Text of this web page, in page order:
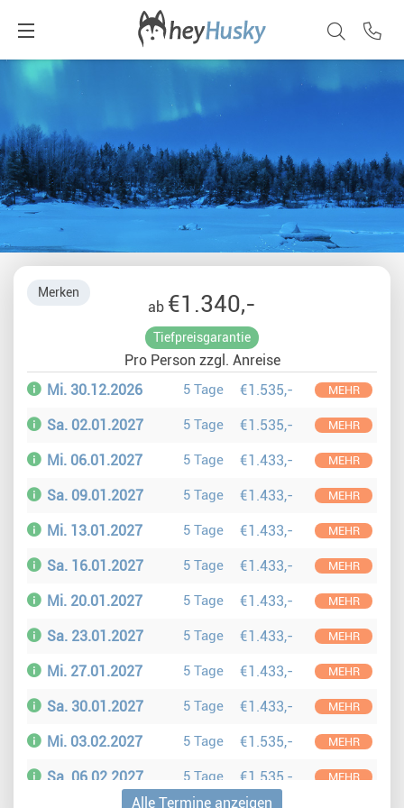
Merken
ab €1.340,-
Tiefpreisgarantie
Pro Person zzgl. Anreise
Mi. 30.12.2026
5 Tage €1.535,- MEHR
Sa. 02.01.2027 5 Tage €1.535,- MEHR
Mi. 06.01.2027 5 Tage €1.433,- MEHR
Sa. 09.01.2027 5 Tage €1.433,- MEHR
Mi. 13.01.2027 5 Tage €1.433,- MEHR
Sa. 16.01.2027 5 Tage €1.433,- MEHR
Mi. 20.01.2027 5 Tage €1.433,- MEHR
Sa. 23.01.2027 5 Tage €1.433,- MEHR
Mi. 27.01.2027 5 Tage €1.433,- MEHR
Sa. 30.01.2027 5 Tage €1.433,- MEHR
Mi. 03.02.2027 5 Tage €1.535,- MEHR
Sa. 06.02.2027 5 Tage €1.535,- MEHR
Alle Termine anzeigen